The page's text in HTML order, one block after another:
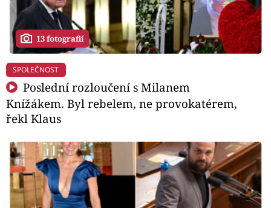
13 fotografií
SPOLEČNOST
Poslední rozloučení s Milanem
Knížákem. Byl rebelem, ne provokatérem,
řekl Klaus